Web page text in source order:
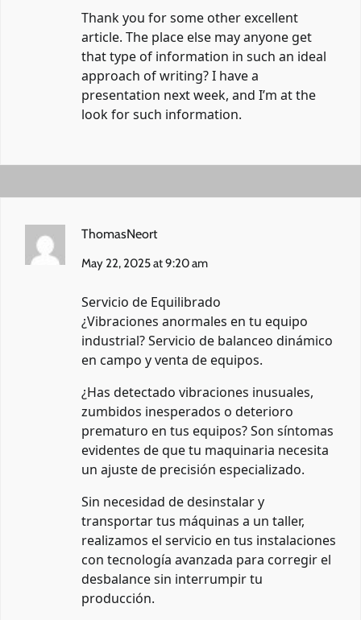
Thank you for some other excellent
article. The place else may anyone get
that type of information in such an ideal
approach of writing? I have a
presentation next week, and I’m at the
look for such information.
ThomasNeort
May 22, 2025 at 9:20 am
Servicio de Equilibrado
¿Vibraciones anormales en tu equipo
industrial? Servicio de balanceo dinámico
en campo y venta de equipos.
¿Has detectado vibraciones inusuales,
zumbidos inesperados o deterioro
prematuro en tus equipos? Son síntomas
evidentes de que tu maquinaria necesita
un ajuste de precisión especializado.
Sin necesidad de desinstalar y
transportar tus máquinas a un taller,
realizamos el servicio en tus instalaciones
con tecnología avanzada para corregir el
desbalance sin interrumpir tu
producción.